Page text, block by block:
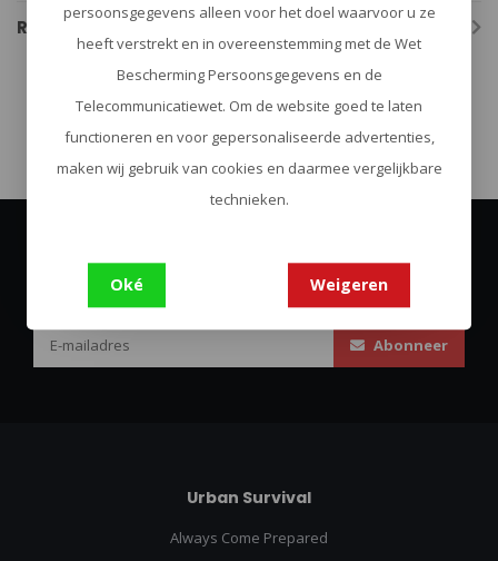
Reviews
Abonneer je op onze nieuwsbrief
Blijf op de hoogte over onze laatste acties
Abonneer
Urban Survival
Always Come Prepared
persoonsgegevens alleen voor het doel waarvoor u ze
heeft verstrekt en in overeenstemming met de Wet
Bescherming Persoonsgegevens en de
Telecommunicatiewet. Om de website goed te laten
functioneren en voor gepersonaliseerde advertenties,
maken wij gebruik van cookies en daarmee vergelijkbare
technieken.
Oké Weigeren